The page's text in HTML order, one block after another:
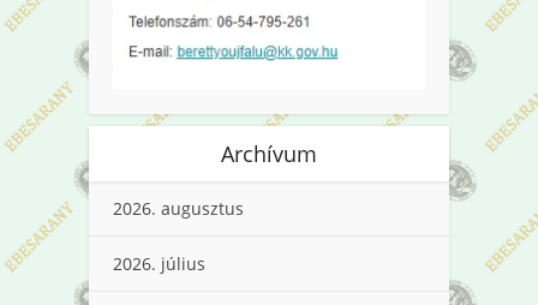
Archívum
2026. augusztus
2026. július